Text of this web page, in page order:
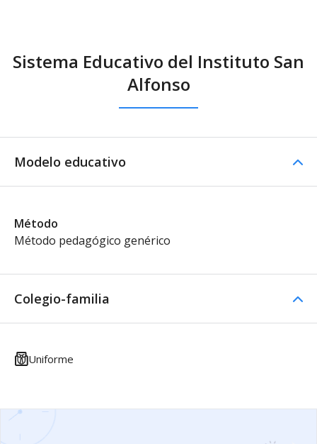
Sistema Educativo del Instituto San
Alfonso
Modelo educativo
Método
Método pedagógico genérico
Colegio-familia
Uniforme